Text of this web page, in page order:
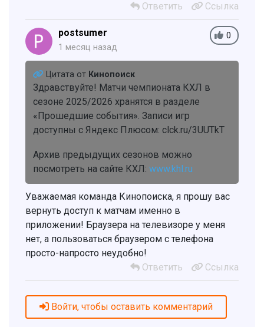
Ответить
Ссылка
0
postsumer
1 месяц назад
Цитата от Кинопоиск
Здравствуйте! Матчи чемпионата КХЛ в
сезоне 2025/2026 хранятся в разделе
«Прошедшие события». Записи игр
доступны с Яндекс Плюсом: clck.ru/3UUTkT
Архив предыдущих сезонов можно
посмотреть на сайте КХЛ: www.khl.ru
Уважаемая команда Кинопоиска, я прошу вас
вернуть доступ к матчам именно в
приложении! Браузера на телевизоре у меня
нет, а пользоваться браузером с телефона
просто-напросто неудобно!
Ответить
Ссылка
Войти, чтобы оставить комментарий